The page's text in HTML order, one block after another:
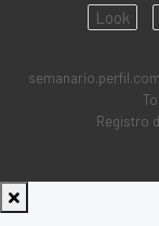
Look
Registro